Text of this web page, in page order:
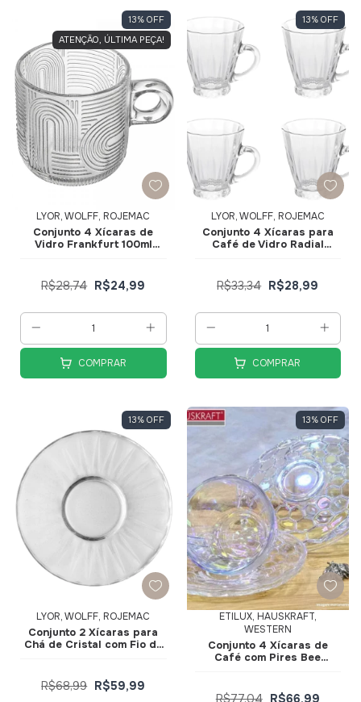
13% OFF
ATENÇÃO, ÚLTIMA PEÇA!
LYOR, WOLFF, ROJEMAC
Conjunto 4 Xícaras de
Vidro Frankfurt 100ml
R$28,74 R$24,99
COMPRAR
13% OFF
LYOR, WOLFF, ROJEMAC
Conjunto 4 Xícaras para
Café de Vidro Radial
R$33,34 R$28,99
COMPRAR
13% OFF
LYOR, WOLFF, ROJEMAC
Conjunto 2 Xícaras para
Chá de Cristal com Fio de
R$68,99 R$59,99
13% OFF
ETILUX, HAUSKRAFT,
WESTERN
Conjunto 4 Xícaras de
Café com Pires Bee
R$77,04 R$66,99